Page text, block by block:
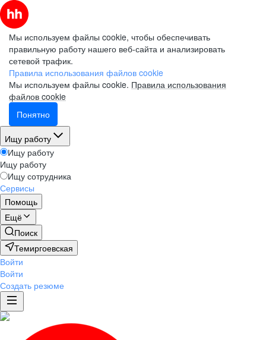
Мы используем файлы cookie, чтобы обеспечивать
правильную работу нашего веб-сайта и анализировать
сетевой трафик.
Правила использования файлов cookie
Мы используем файлы cookie. Правила использования
файлов cookie
Понятно
Ищу работу
Ищу работу
Ищу работу
Ищу сотрудника
Сервисы
Помощь
Ещё
Поиск
Темиргоевская
Войти
Войти
Создать резюме